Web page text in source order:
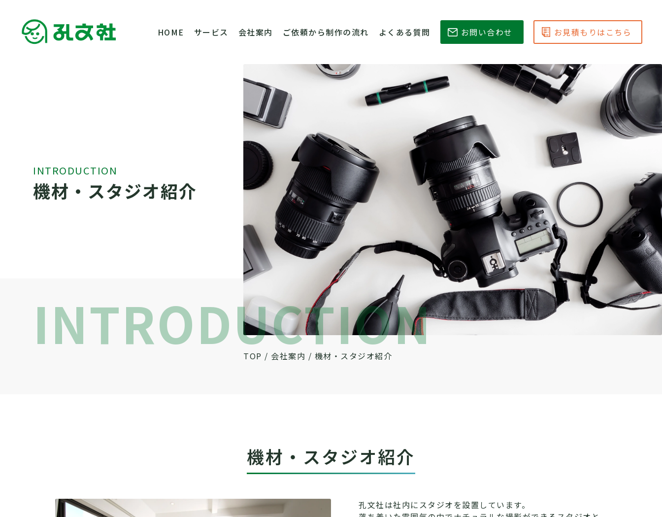
HOME サービス 会社案内 ご依頼から制作の流れ よくある質問 お問い合わせ お見積もりはこちら
INTRODUCTION
機材・スタジオ紹介
TOP / 会社案内 / 機材・スタジオ紹介
INTRODUCTION
機材・スタジオ紹介
孔文社は社内にスタジオを設置しています。